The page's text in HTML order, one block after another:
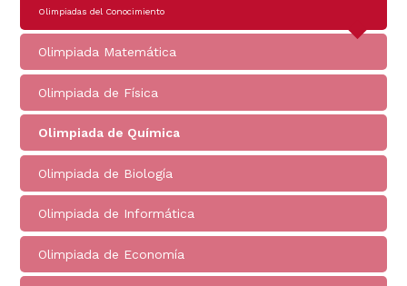
Olimpiadas del Conocimiento
Olimpiada Matemática
Olimpiada de Física
Olimpiada de Química
Olimpiada de Biología
Olimpiada de Informática
Olimpiada de Economía